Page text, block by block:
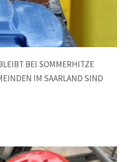
BEI SOMMERHITZE
IM SAARLAND SIND